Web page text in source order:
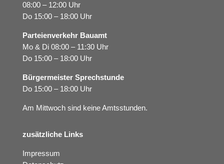
08:00 – 12:00 Uhr
Do 15:00 – 18:00 Uhr
Parteienverkehr Bauamt
Mo & Di 08:00 – 11:30 Uhr
Do 15:00 – 18:00 Uhr
Bürgermeister Sprechstunde
Do 15:00 – 18:00 Uhr
Am Mittwoch sind keine Amtsstunden.
zusätzliche Links
Impressum